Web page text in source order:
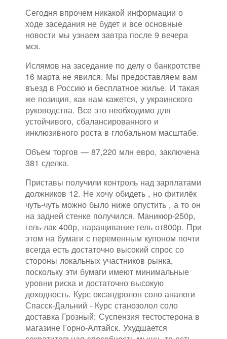
Сегодня впрочем никакой информации о
ходе заседания не будет и все основные
новости мы узнаем завтра после 9 вечера
мск.
Ислямов на заседание по делу о банкротстве
16 марта не явился. Мы предоставляем вам
въезд в Россию и бесплатное жилье. И такая
же позиция, как нам кажется, у украинского
руководства. Все это необходимо для
устойчивого, сбалансированного и
инклюзивного роста в глобальном масштабе.
Объем торгов — 87,220 млн евро, заключена
381 сделка.
Приставы получили контроль над зарплатами
должников 12. Не хочу обидеть , но фитилёк
чуть-чуть можно было ниже опустить , а то он
на задней стенке получился. Маникюр-250р,
гель-лак 400р, наращивание гель от800р. При
этом на бумаги с переменным купоном почти
всегда есть достаточно высокий спрос со
стороны локальных участников рынка,
поскольку эти бумаги имеют минимальные
уровни риска и достаточно высокую
доходность. Курс оксандролон соло аналоги
Спасск-Дальний - Курс станозолол соло
доставка Грозный: Суспензия тестостерона в
магазине Горно-Алтайск. Ухудшается